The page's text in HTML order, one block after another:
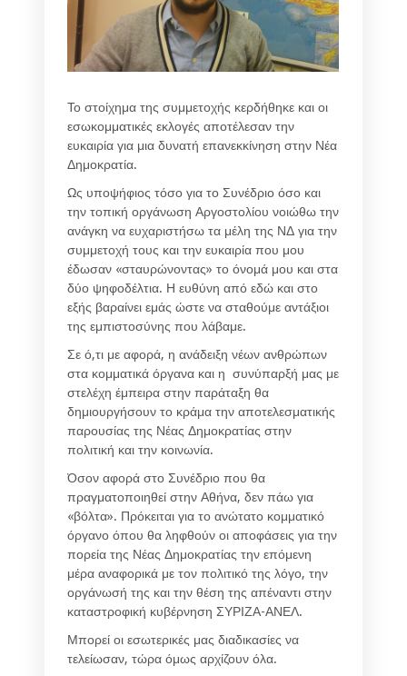
Το στοίχημα της συμμετοχής κερδήθηκε και οι
εσωκομματικές εκλογές αποτέλεσαν την
ευκαιρία για μια δυνατή επανεκκίνηση στην Νέα
Δημοκρατία.
Ως υποψήφιος τόσο για το Συνέδριο όσο και
την τοπική οργάνωση Αργοστολίου νοιώθω την
ανάγκη να ευχαριστήσω τα μέλη της ΝΔ για την
συμμετοχή τους και την ευκαιρία που μου
έδωσαν «σταυρώνοντας» το όνομά μου και στα
δύο ψηφοδέλτια. Η ευθύνη από εδώ και στο
εξής βαραίνει εμάς ώστε να σταθούμε αντάξιοι
της εμπιστοσύνης που λάβαμε.
Σε ό,τι με αφορά, η ανάδειξη νέων ανθρώπων
στα κομματικά όργανα και η συνύπαρξή μας με
στελέχη έμπειρα στην παράταξη θα
δημιουργήσουν το κράμα την αποτελεσματικής
παρουσίας της Νέας Δημοκρατίας στην
πολιτική και την κοινωνία.
Όσον αφορά στο Συνέδριο που θα
πραγματοποιηθεί στην Αθήνα, δεν πάω για
«βόλτα». Πρόκειται για το ανώτατο κομματικό
όργανο όπου θα ληφθούν οι αποφάσεις για την
πορεία της Νέας Δημοκρατίας την επόμενη
μέρα αναφορικά με τον πολιτικό της λόγο, την
οργάνωσή της και την θέση της απέναντι στην
καταστροφική κυβέρνηση ΣΥΡΙΖΑ-ΑΝΕΛ.
Μπορεί οι εσωτερικές μας διαδικασίες να
τελείωσαν, τώρα όμως αρχίζουν όλα.